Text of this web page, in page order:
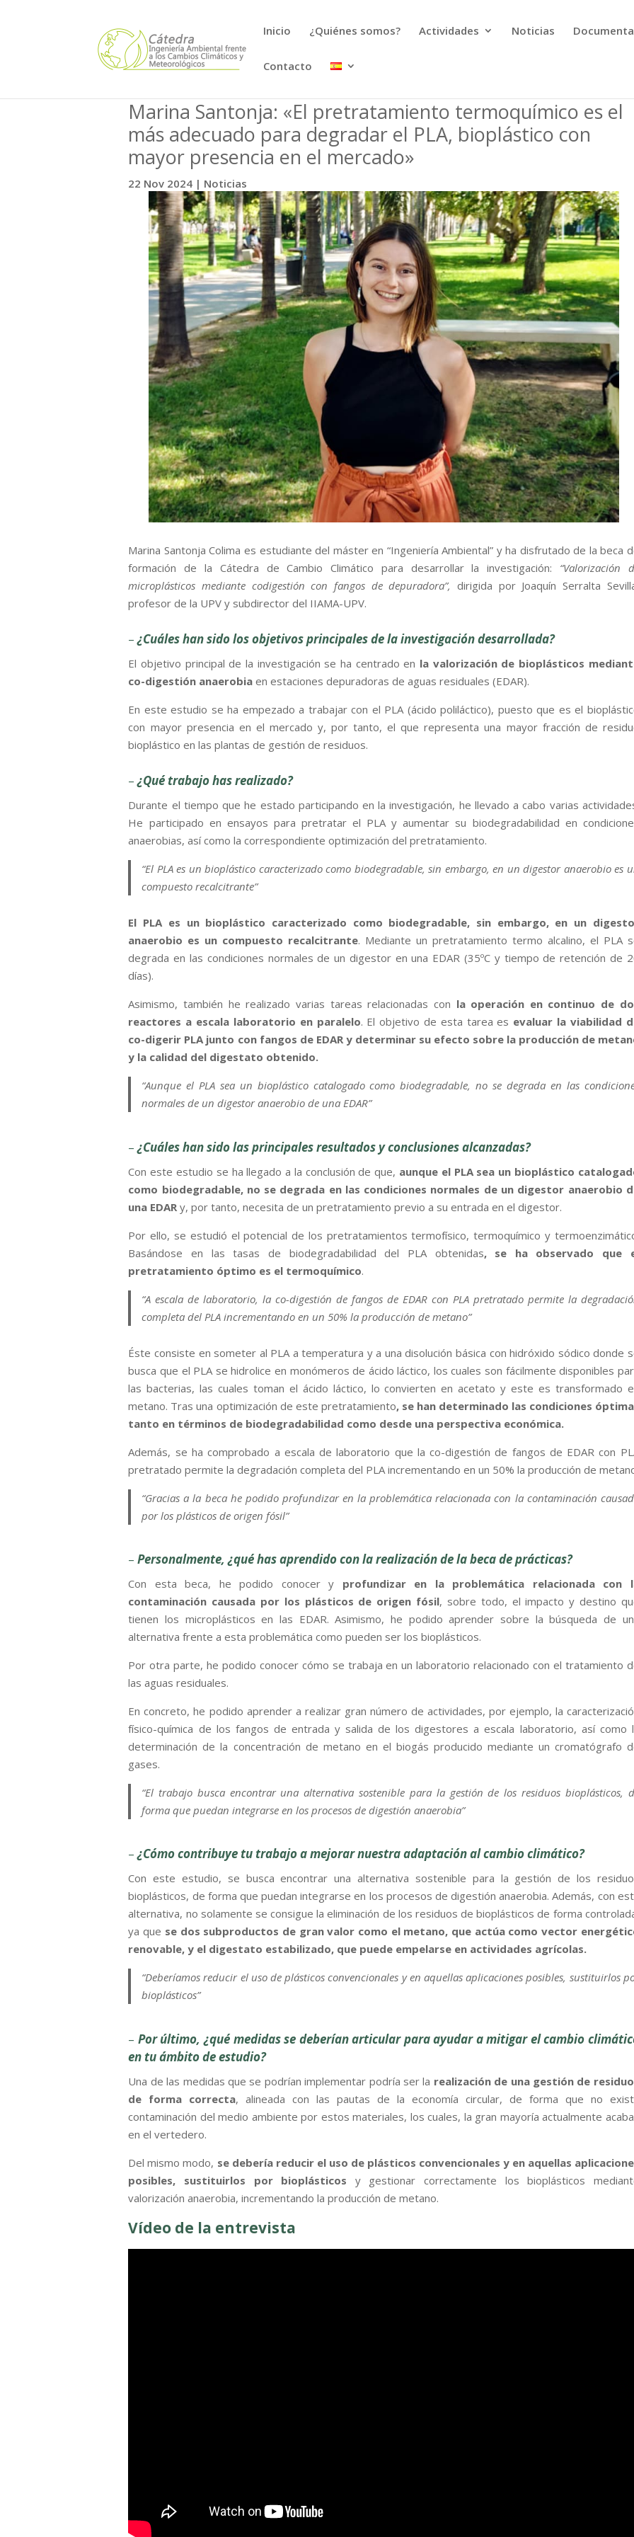
Inicio ¿Quiénes somos? Actividades Noticias
Contacto
Marina Santonja: «El pretratamiento termoquímico es el
más adecuado para degradar el PLA, bioplástico con
mayor presencia en el mercado»
22 Nov 2024 | Noticias
Marina Santonja Colima es estudiante del máster en “Ingeniería Ambiental” y ha disfrutado de la beca
formación de la Cátedra de Cambio Climático para desarrollar la investigación: “Valorización
microplásticos mediante codigestión con fangos de depuradora”,dirigida por Joaquín Serralta
profesor de la UPV y subdirector del IIAMA-UPV.
–¿Cuáles han sido los objetivos principales de la investigación desarrollada?
El objetivo principal de la investigación se ha centrado en la valorización de bioplásticos
co-digestión anaerobia en estaciones depuradoras de aguas residuales (EDAR).
En este estudio se ha empezado a trabajar con el PLA (ácido poliláctico), puesto que es el
con mayor presencia en el mercado y, por tanto, el que representa una mayor fracción de
bioplástico en las plantas de gestión de residuos.
–¿Qué trabajo has realizado?
Durante el tiempo que he estado participando en la investigación, he llevado a cabo varias
He participado en ensayos para pretratar el PLA y aumentar su biodegradabilidad en
anaerobias, así como la correspondiente optimización del pretratamiento.
“El PLA es un bioplástico caracterizado como biodegradable, sin embargo, en un digestor anaerobio es
compuesto recalcitrante”
El PLA es un bioplástico caracterizado como biodegradable, sin embargo, en un
anaerobio es un compuesto recalcitrante. Mediante un pretratamiento termo alcalino, el PLA
degrada en las condiciones normales de un digestor en una EDAR (35ºC y tiempo de retención de
días).
Asimismo, también he realizado varias tareas relacionadas con la operación en continuo de
reactores a escala laboratorio en paralelo. El objetivo de esta tarea es evaluar la viabilidad
co-digerir PLA junto con fangos de EDAR y determinar su efecto sobre la producción de
y la calidad del digestato obtenido.
“Aunque el PLA sea un bioplástico catalogado como biodegradable, no se degrada en las
normales de un digestor anaerobio de una EDAR”
–¿Cuáles han sido las principales resultados y conclusiones alcanzadas?
Con este estudio se ha llegado a la conclusión de que, aunque el PLA sea un bioplástico
como biodegradable, no se degrada en las condiciones normales de un digestor anaerobio
una EDAR y, por tanto, necesita de un pretratamiento previo a su entrada en el digestor.
Por ello, se estudió el potencial de los pretratamientos termofísico, termoquímico y
Basándose en las tasas de biodegradabilidad del PLA obtenidas, se ha observado que
pretratamiento óptimo es el termoquímico.
“A escala de laboratorio, la co-digestión de fangos de EDAR con PLA pretratado permite la
completa del PLA incrementando en un 50% la producción de metano”
Éste consiste en someter al PLA a temperatura y a una disolución básica con hidróxido sódico donde
busca que el PLA se hidrolice en monómeros de ácido láctico, los cuales son fácilmente disponibles
las bacterias, las cuales toman el ácido láctico, lo convierten en acetato y este es transformado
metano. Tras una optimización de este pretratamiento, se han determinado las condiciones
tanto en términos de biodegradabilidad como desde una perspectiva económica.
Además, se ha comprobado a escala de laboratorio que la co-digestión de fangos de EDAR con
pretratado permite la degradación completa del PLA incrementando en un 50% la producción de
“Gracias a la beca he podido profundizar en la problemática relacionada con la contaminación
por los plásticos de origen fósil”
–Personalmente, ¿qué has aprendido con la realización de la beca de prácticas?
Con esta beca, he podido conocer y profundizar en la problemática relacionada con
contaminación causada por los plásticos de origen fósil, sobre todo, el impacto y destino
tienen los microplásticos en las EDAR. Asimismo, he podido aprender sobre la búsqueda de
alternativa frente a esta problemática como pueden ser los bioplásticos.
Por otra parte, he podido conocer cómo se trabaja en un laboratorio relacionado con el tratamiento
las aguas residuales.
En concreto, he podido aprender a realizar gran número de actividades, por ejemplo, la
físico-química de los fangos de entrada y salida de los digestores a escala laboratorio, así como
determinación de la concentración de metano en el biogás producido mediante un cromatógrafo
gases.
“El trabajo busca encontrar una alternativa sostenible para la gestión de los residuos bioplásticos,
forma que puedan integrarse en los procesos de digestión anaerobia”
–¿Cómo contribuye tu trabajo a mejorar nuestra adaptación al cambio climático?
Con este estudio, se busca encontrar una alternativa sostenible para la gestión de los
bioplásticos, de forma que puedan integrarse en los procesos de digestión anaerobia. Además, con
alternativa, no solamente se consigue la eliminación de los residuos de bioplásticos de forma
ya que se dos subproductos de gran valor como el metano, que actúa como vector
renovable, y el digestato estabilizado, que puede empelarse en actividades agrícolas.
“Deberíamos reducir el uso de plásticos convencionales y en aquellas aplicaciones posibles, sustituirlos
bioplásticos”
– Por último, ¿qué medidas se deberían articular para ayudar a mitigar el cambio
en tu ámbito de estudio?
Una de las medidas que se podrían implementar podría ser la realización de una gestión de
de forma correcta, alineada con las pautas de la economía circular, de forma que no
contaminación del medio ambiente por estos materiales, los cuales, la gran mayoría actualmente
en el vertedero.
Del mismo modo, se debería reducir el uso de plásticos convencionales y en aquellas
posibles, sustituirlos por bioplásticos y gestionar correctamente los bioplásticos
valorización anaerobia, incrementando la producción de metano.
Vídeo de la entrevista